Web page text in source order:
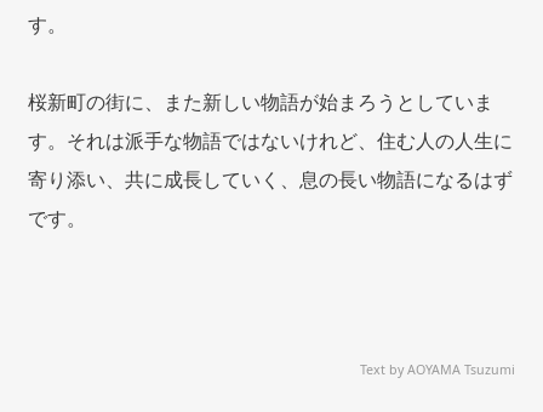
す。
桜新町の街に、また新しい物語が始まろうとしていま
す。それは派手な物語ではないけれど、住む人の人生に
寄り添い、共に成長していく、息の長い物語になるはず
です。
Text by AOYAMA Tsuzumi